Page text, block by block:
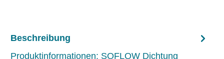
Beschreibung
Produktinformationen: SOFLOW Dichtung